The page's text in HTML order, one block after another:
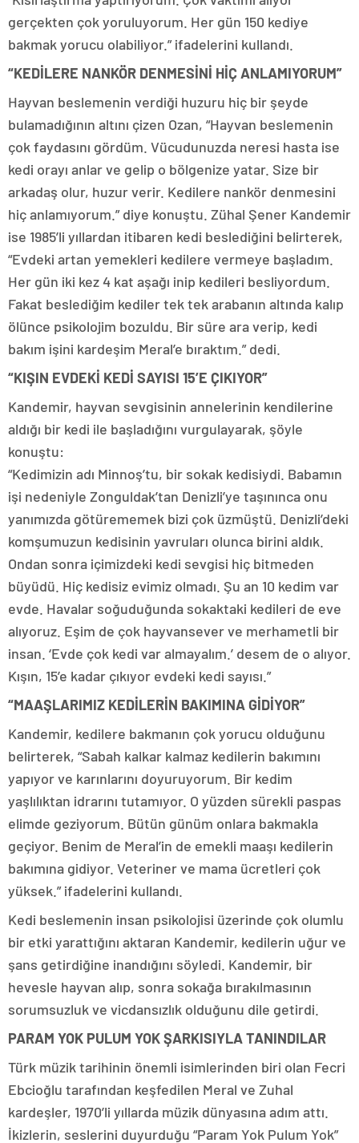
gerçekten çok yoruluyorum. Her gün 150 kediye
bakmak yorucu olabiliyor.” ifadelerini kullandı.
“KEDİLERE NANKÖR DENMESİNİ HİÇ ANLAMIYORUM”
Hayvan beslemenin verdiği huzuru hiç bir şeyde
bulamadığının altını çizen Ozan, “Hayvan beslemenin
çok faydasını gördüm. Vücudunuzda neresi hasta ise
kedi orayı anlar ve gelip o bölgenize yatar. Size bir
arkadaş olur, huzur verir. Kedilere nankör denmesini
hiç anlamıyorum.” diye konuştu. Zühal Şener Kandemir
ise 1985’li yıllardan itibaren kedi beslediğini belirterek,
“Evdeki artan yemekleri kedilere vermeye başladım.
Her gün iki kez 4 kat aşağı inip kedileri besliyordum.
Fakat beslediğim kediler tek tek arabanın altında kalıp
ölünce psikolojim bozuldu. Bir süre ara verip, kedi
bakım işini kardeşim Meral’e bıraktım.” dedi.
“KIŞIN EVDEKİ KEDİ SAYISI 15’E ÇIKIYOR”
Kandemir, hayvan sevgisinin annelerinin kendilerine
aldığı bir kedi ile başladığını vurgulayarak, şöyle
konuştu:
“Kedimizin adı Minnoş’tu, bir sokak kedisiydi. Babamın
işi nedeniyle Zonguldak’tan Denizli’ye taşınınca onu
yanımızda götürememek bizi çok üzmüştü. Denizli’deki
komşumuzun kedisinin yavruları olunca birini aldık.
Ondan sonra içimizdeki kedi sevgisi hiç bitmeden
büyüdü. Hiç kedisiz evimiz olmadı. Şu an 10 kedim var
evde. Havalar soğuduğunda sokaktaki kedileri de eve
alıyoruz. Eşim de çok hayvansever ve merhametli bir
insan. ‘Evde çok kedi var almayalım.’ desem de o alıyor.
Kışın, 15’e kadar çıkıyor evdeki kedi sayısı.”
“MAAŞLARIMIZ KEDİLERİN BAKIMINA GİDİYOR”
Kandemir, kedilere bakmanın çok yorucu olduğunu
belirterek, “Sabah kalkar kalmaz kedilerin bakımını
yapıyor ve karınlarını doyuruyorum. Bir kedim
yaşlılıktan idrarını tutamıyor. O yüzden sürekli paspas
elimde geziyorum. Bütün günüm onlara bakmakla
geçiyor. Benim de Meral’in de emekli maaşı kedilerin
bakımına gidiyor. Veteriner ve mama ücretleri çok
yüksek.” ifadelerini kullandı.
Kedi beslemenin insan psikolojisi üzerinde çok olumlu
bir etki yarattığını aktaran Kandemir, kedilerin uğur ve
şans getirdiğine inandığını söyledi. Kandemir, bir
hevesle hayvan alıp, sonra sokağa bırakılmasının
sorumsuzluk ve vicdansızlık olduğunu dile getirdi.
PARAM YOK PULUM YOK ŞARKISIYLA TANINDILAR
Türk müzik tarihinin önemli isimlerinden biri olan Fecri
Ebcioğlu tarafından keşfedilen Meral ve Zuhal
kardeşler, 1970’li yıllarda müzik dünyasına adım attı.
İkizlerin, seslerini duyurduğu “Param Yok Pulum Yok”